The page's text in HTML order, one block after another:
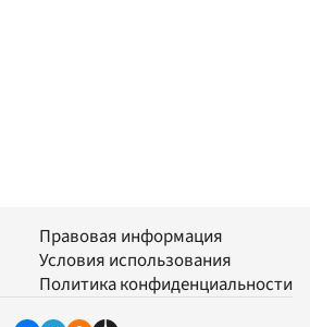
Правовая информация
Условия использования
Политика конфиденциальности